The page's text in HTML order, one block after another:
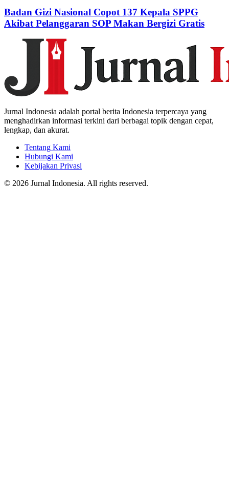
Badan Gizi Nasional Copot 137 Kepala SPPG
Akibat Pelanggaran SOP Makan Bergizi Gratis
Jurnal Indonesia adalah portal berita Indonesia terpercaya yang
menghadirkan informasi terkini dari berbagai topik dengan cepat,
lengkap, dan akurat.
Tentang Kami
Hubungi Kami
Kebijakan Privasi
© 2026 Jurnal Indonesia. All rights reserved.